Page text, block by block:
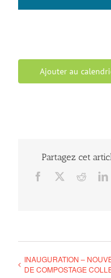
Ajouter au
Partagez cet
Facebook Reddit
INAUGURATION –
DE COMPOSTAGE